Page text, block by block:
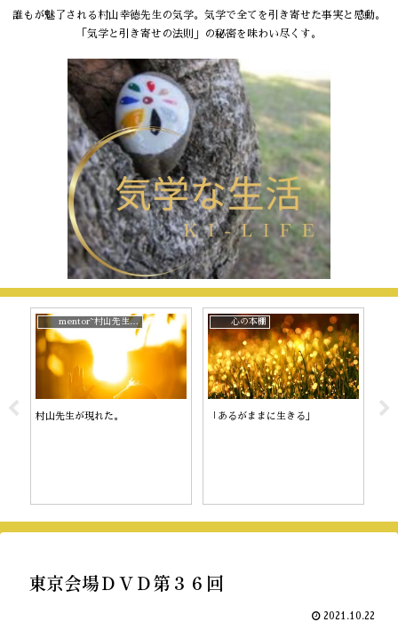
誰もが魅了される村山幸徳先生の気学。気学で全てを引き寄せた事実と感動。
「気学と引き寄せの法則」の秘密を味わい尽くす。
mentor~村山先生と。
村山先生が現れた。
心の本棚
「あるがままに生きる」 陰
東京会場ＤＶＤ第３６回
2021.10.22